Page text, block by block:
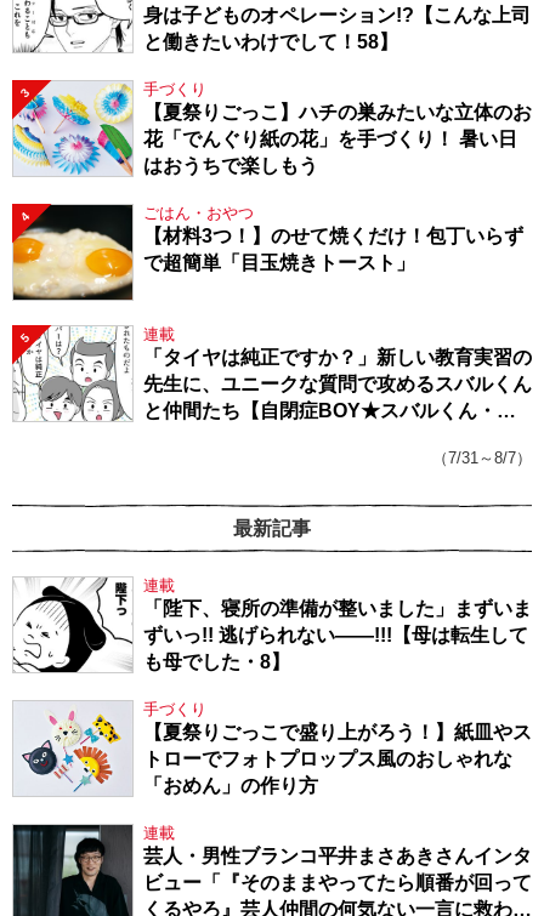
身は子どものオペレーション!?【こんな上司
と働きたいわけでして！58】
3 手づくり
【夏祭りごっこ】ハチの巣みたいな立体のお
花「でんぐり紙の花」を手づくり！ 暑い日
はおうちで楽しもう
4 ごはん・おやつ
【材料3つ！】のせて焼くだけ！包丁いらず
で超簡単「目玉焼きトースト」
5 連載
「タイヤは純正ですか？」新しい教育実習の
先生に、ユニークな質問で攻めるスバルくん
と仲間たち【自閉症BOY★スバルくん・
（7/31～8/7）
最新記事
連載
「陛下、寝所の準備が整いました」まずいま
ずいっ!! 逃げられない――!!!【母は転生して
も母でした・8】
手づくり
【夏祭りごっこで盛り上がろう！】紙皿やス
トローでフォトプロップス風のおしゃれな
「おめん」の作り方
連載
芸人・男性ブランコ平井まさあきさんインタ
ビュー「『そのままやってたら順番が回って
くるやろ』芸人仲間の何気ない一言に救われ